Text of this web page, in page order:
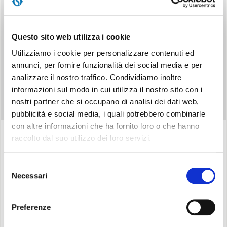
Questo sito web utilizza i cookie
Utilizziamo i cookie per personalizzare contenuti ed
annunci, per fornire funzionalità dei social media e per
analizzare il nostro traffico. Condividiamo inoltre
informazioni sul modo in cui utilizza il nostro sito con i
nostri partner che si occupano di analisi dei dati web,
pubblicità e social media, i quali potrebbero combinarle
con altre informazioni che ha fornito loro o che hanno
raccolto dal suo utilizzo dei loro servizi.
delNecessari
Preferenze
elettrostatico (con funzione anti-polvere) e filtro a carboni attivi
(efficace contro i cattivi odori).
Capacità nominale di riscaldamento:
2,5 kW *